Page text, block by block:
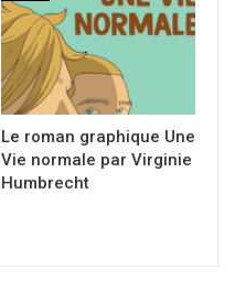
Le roman graphique Une
Vie normale par Virginie
Humbrecht